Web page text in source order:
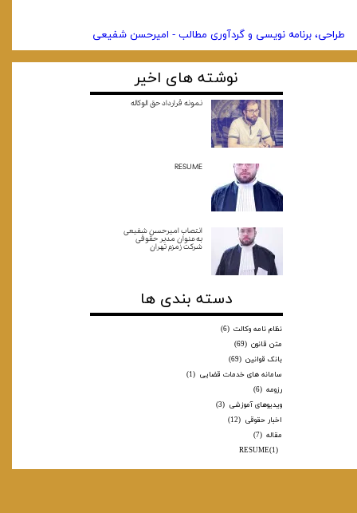
طراحی، برنامه نویسی و گردآوری مطالب - امیرحسن شفیعی
نوشته های اخیر
نمونه قرارداد حق الوکاله
RESUME
انتصاب امیرحسن شفیعی
به‌عنوان مدیر حقوقی
شرکت زمزم تهران
دسته بندی ها
نظام نامه وکالت (6)
متن قانون (69)
بانک قوانین (69)
سامانه های خدمات قضایی (1)
رزومه (6)
ویدیوهای آموزشی (3)
اخبار حقوقی (12)
مقاله (7)
RESUME(1)